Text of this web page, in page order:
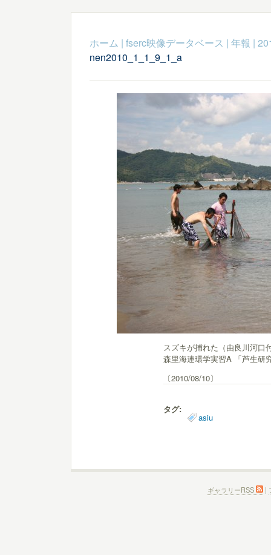
ホーム | fserc映像データベース | 年報 |
nen2010_1_1_9_1_a
スズキが捕れた（由良川河
森里海連環学実習A 「芦生研
〔2010/08/10〕
タグ:
asiu
ギャラリーRSS |